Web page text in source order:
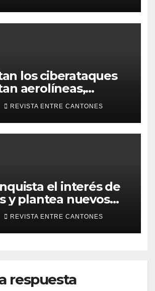
los ciberataques
aerolíneas,
plataformas de viaje
REVISTA ENTRE CANTONES
el interés de
y plantea nuevos
su seguridad
REVISTA ENTRE CANTONES
respuesta